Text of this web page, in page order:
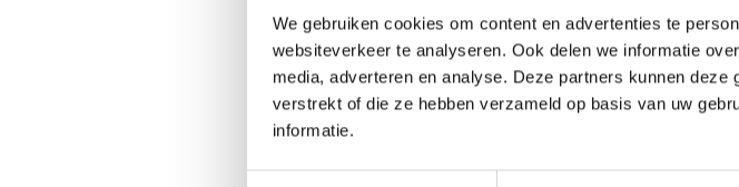
We gebruiken cookies om content en advertenties te
websiteverkeer te analyseren. Ook delen we informatie
media, adverteren en analyse. Deze partners kunnen
verstrekt of die ze hebben verzameld op basis van uw
informatie.